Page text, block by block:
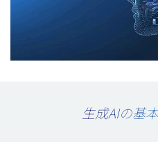
生成AIの基